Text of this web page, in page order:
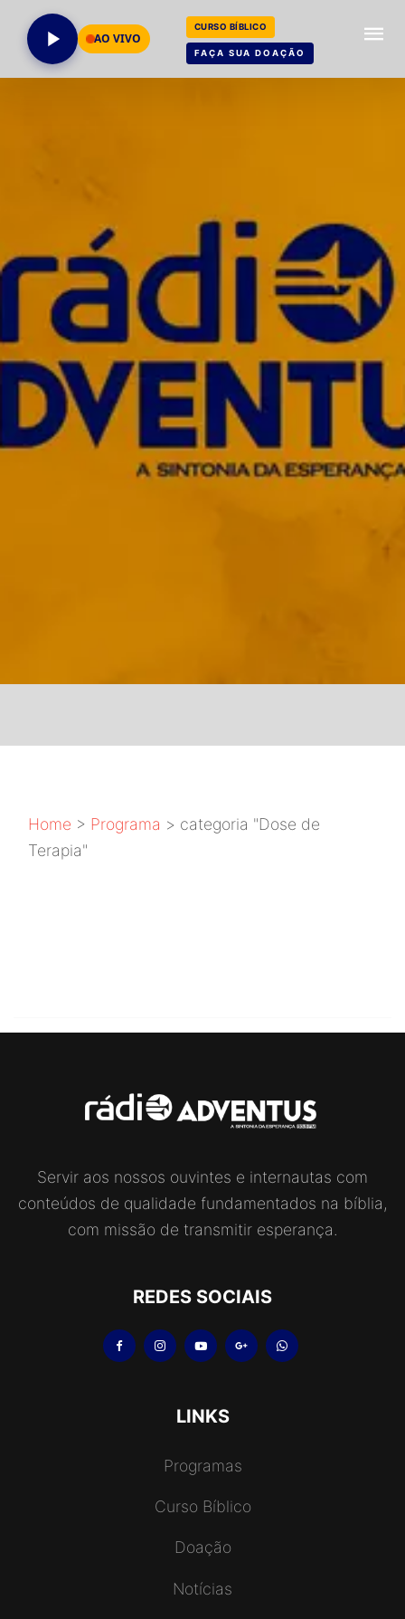
AO VIVO
CURSO BÍBLICO
FAÇA SUA DOAÇÃO
Home > Programa > categoria "Dose de
Terapia"
Servir aos nossos ouvintes e internautas com
conteúdos de qualidade fundamentados na bíblia,
com missão de transmitir esperança.
REDES SOCIAIS
LINKS
Programas
Curso Bíblico
Doação
Notícias